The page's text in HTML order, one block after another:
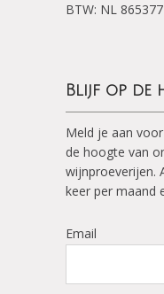
BTW: NL
Blijf op de
Meld je aan
de hoogte van
wijnproeverijen.
keer per maand
Email